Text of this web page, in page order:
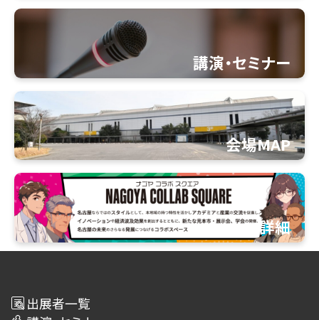
講演・セミナー
会場MAP
詳細
出展者一覧